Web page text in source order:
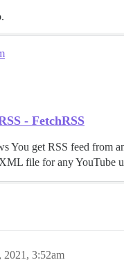
- FetchRSS
You get RSS feed from
file for any YouTube
2021, 3:52am